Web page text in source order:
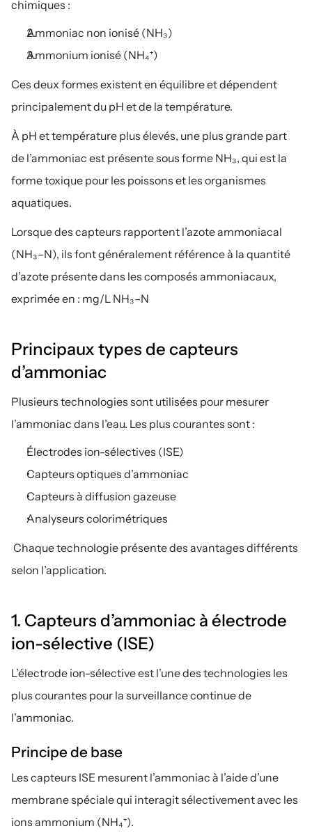
chimiques :
Ammoniac non ionisé (NH₃)
Ammonium ionisé (NH₄⁺)
Ces deux formes existent en équilibre et dépendent
principalement du pH et de la température.
À pH et température plus élevés, une plus grande part
de l’ammoniac est présente sous forme NH₃, qui est la
forme toxique pour les poissons et les organismes
aquatiques.
Lorsque des capteurs rapportent l’azote ammoniacal
(NH₃–N), ils font généralement référence à la quantité
d’azote présente dans les composés ammoniacaux,
exprimée en : mg/L NH₃–N
Principaux types de capteurs
d’ammoniac
Plusieurs technologies sont utilisées pour mesurer
l’ammoniac dans l’eau. Les plus courantes sont :
Électrodes ion-sélectives (ISE)
Capteurs optiques d’ammoniac
Capteurs à diffusion gazeuse
Analyseurs colorimétriques
selon l’application.
1. Capteurs d’ammoniac à électrode
ion-sélective (ISE)
L’électrode ion-sélective est l’une des technologies les
plus courantes pour la surveillance continue de
l’ammoniac.
Principe de base
Les capteurs ISE mesurent l’ammoniac à l’aide d’une
membrane spéciale qui interagit sélectivement avec les
ions ammonium (NH₄⁺).